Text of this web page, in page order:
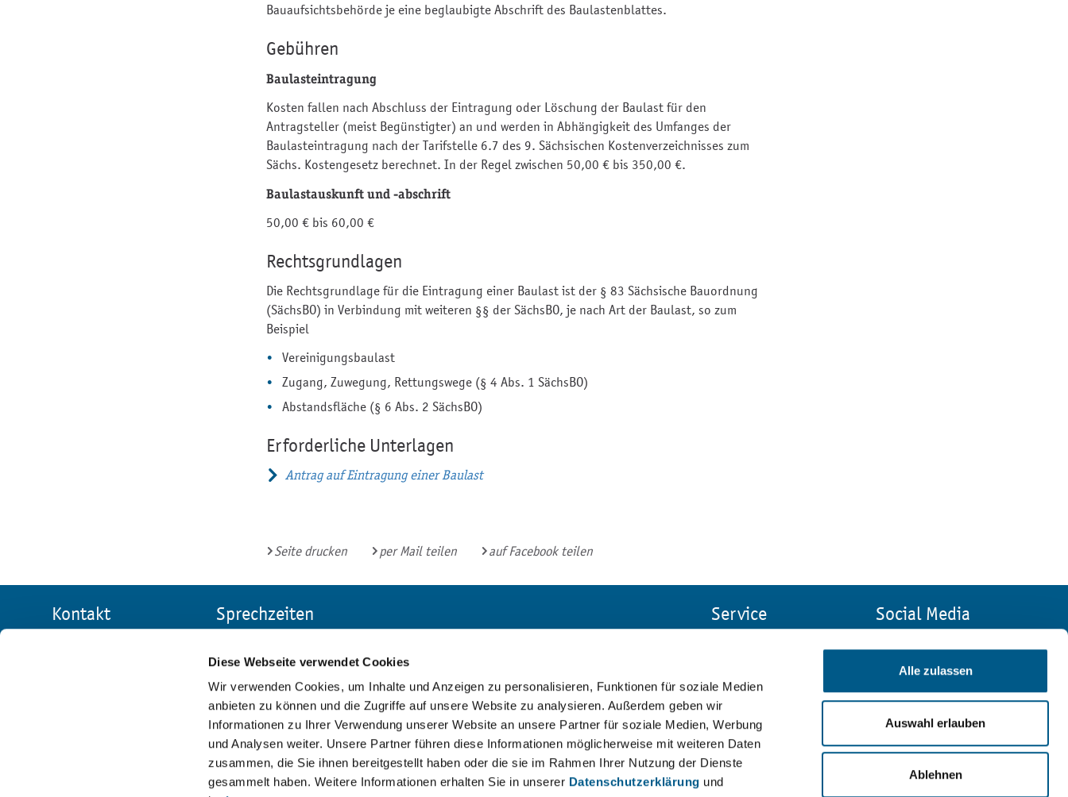
Diese Webseite verwendet Cookies
Wir verwenden Cookies, um Inhalte und Anzeigen zu personalisieren, Funktionen für soziale Medien
anbieten zu können und die Zugriffe auf unsere Website zu analysieren. Außerdem geben wir
Informationen zu Ihrer Verwendung unserer Website an unsere Partner für soziale Medien, Werbung
und Analysen weiter. Unsere Partner führen diese Informationen möglicherweise mit weiteren Daten
zusammen, die Sie ihnen bereitgestellt haben oder die sie im Rahmen Ihrer Nutzung der Dienste
gesammelt haben. Weitere Informationen erhalten Sie in unserer Datenschutzerklärung und
Alle zulassen
Auswahl erlauben
Ablehnen
Bauaufsichtsbehörde je eine beglaubigte Abschrift des Baulastenblattes.
Gebühren
Baulasteintragung
Kosten fallen nach Abschluss der Eintragung oder Löschung der Baulast für den
Antragsteller (meist Begünstigter) an und werden in Abhängigkeit des Umfanges der
Baulasteintragung nach der Tarifstelle 6.7 des 9. Sächsischen Kostenverzeichnisses zum
Sächs. Kostengesetz berechnet. In der Regel zwischen 50,00 € bis 350,00 €.
Baulastauskunft und -abschrift
50,00 € bis 60,00 €
Rechtsgrundlagen
Die Rechtsgrundlage für die Eintragung einer Baulast ist der § 83 Sächsische Bauordnung
(SächsBO) in Verbindung mit weiteren §§ der SächsBO, je nach Art der Baulast, so zum
Beispiel
Vereinigungsbaulast
Zugang, Zuwegung, Rettungswege (§ 4 Abs. 1 SächsBO)
Abstandsfläche (§ 6 Abs. 2 SächsBO)
Erforderliche Unterlagen
Antrag auf Eintragung einer Baulast
Seite drucken per Mail teilen auf Facebook teilen
Kontakt Sprechzeiten
Verwaltung
Mo:
9 - 12 Uhr
Di:
9 - 12 Uhr und
13 - 16 Uhr
Mi:
geschlossen
Do:
9 - 12 Uhr und
Bibliothek
Mo:
9 - 16 Uhr
Di:
9 - 18 Uhr
Mi:
geschlossen
Do:
9 - 18 Uhr
Service
Suche
Sitemap
Datenschutz
Social Media